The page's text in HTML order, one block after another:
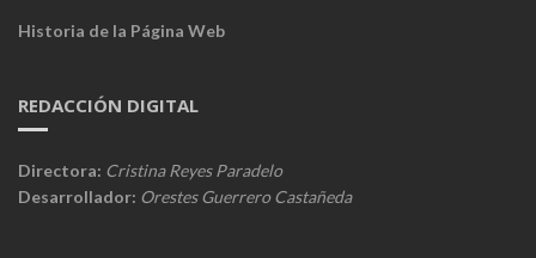
Historia de la Página Web
REDACCIÓN DIGITAL
Directora: Cristina Reyes Paradelo
Desarrollador: Orestes Guerrero Castañeda